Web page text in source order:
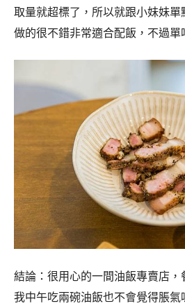
取量就超標了，所以就跟小妹妹單
做的很不錯非常適合配飯，不過單
結論：很用心的一間油飯專賣店，
我中午吃兩碗油飯也不會覺得脹氣